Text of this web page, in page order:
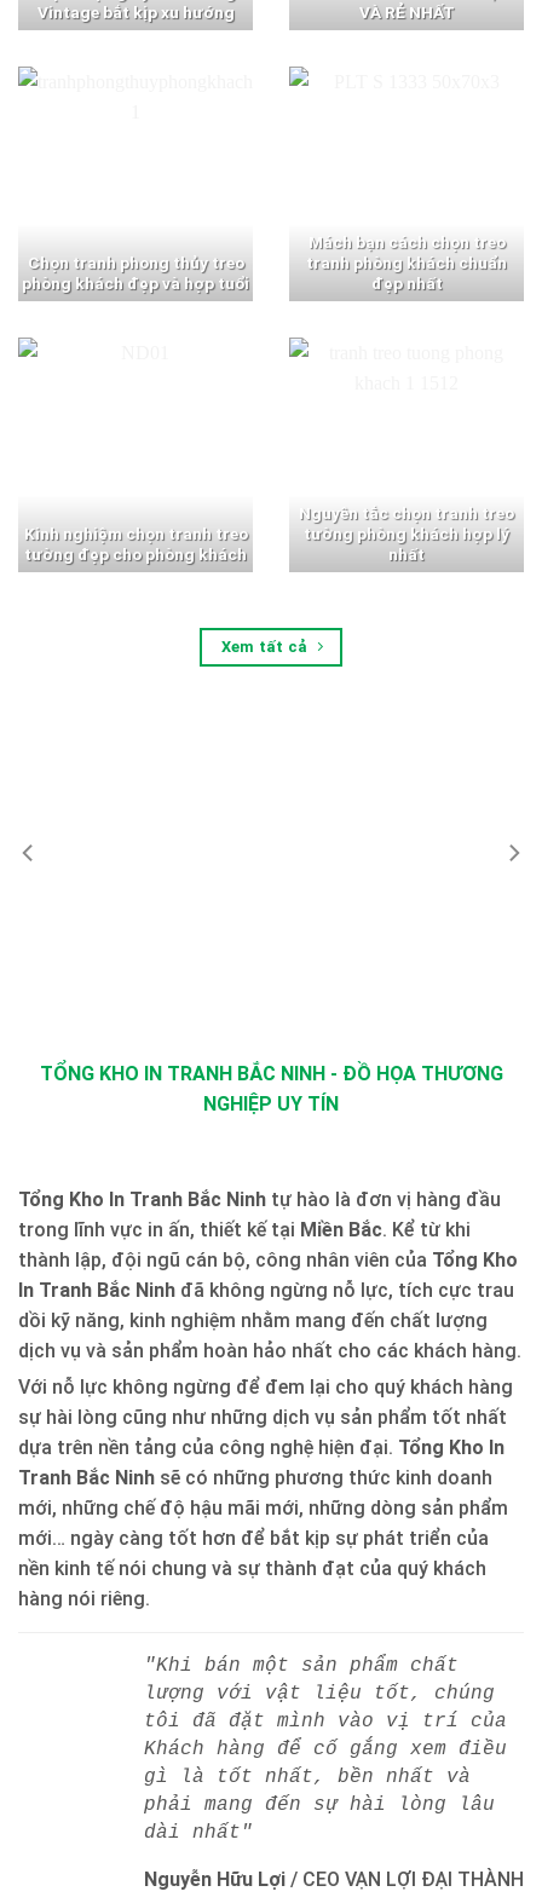
Vintage bắt kịp xu hướng
VÀ RẺ NHẤT
Chọn tranh phong thủy treo
phòng khách đẹp và hợp tuổi
Mách bạn cách chọn treo
tranh phòng khách chuẩn
đẹp nhất
Kinh nghiệm chọn tranh treo
tường đẹp cho phòng khách
Nguyên tắc chọn tranh treo
tường phòng khách hợp lý
nhất
Xem tất cả
TỔNG KHO IN TRANH BẮC NINH - ĐỒ HỌA THƯƠNG
NGHIỆP UY TÍN
Tổng Kho In Tranh Bắc Ninh tự hào là đơn vị hàng đầu
trong lĩnh vực in ấn, thiết kế tại Miền Bắc. Kể từ khi
thành lập, đội ngũ cán bộ, công nhân viên của Tổng Kho
In Tranh Bắc Ninh đã không ngừng nỗ lực, tích cực trau
dồi kỹ năng, kinh nghiệm nhằm mang đến chất lượng
dịch vụ và sản phẩm hoàn hảo nhất cho các khách hàng.
Với nỗ lực không ngừng để đem lại cho quý khách hàng
sự hài lòng cũng như những dịch vụ sản phẩm tốt nhất
dựa trên nền tảng của công nghệ hiện đại. Tổng Kho In
Tranh Bắc Ninh sẽ có những phương thức kinh doanh
mới, những chế độ hậu mãi mới, những dòng sản phẩm
mới… ngày càng tốt hơn để bắt kịp sự phát triển của
nền kinh tế nói chung và sự thành đạt của quý khách
hàng nói riêng.
"Khi bán một sản phẩm chất
lượng với vật liệu tốt, chúng
tôi đã đặt mình vào vị trí của
Khách hàng để cố gắng xem điều
gì là tốt nhất, bền nhất và
phải mang đến sự hài lòng lâu
dài nhất"
Nguyễn Hữu Lợi / CEO VẠN LỢI ĐẠI THÀNH